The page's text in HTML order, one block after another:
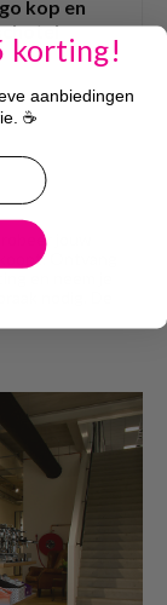
kop en
jouw
Ontvang
nodig. De
korting!
aanbiedingen
☕